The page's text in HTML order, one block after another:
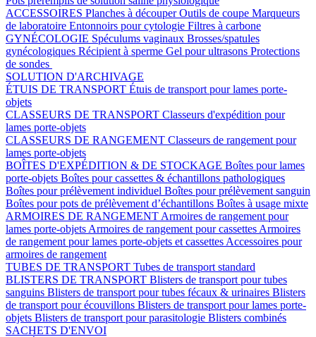
ACCESSOIRES Planches à découperOutils de coupe Marqueurs
de laboratoire Entonnoirs pour cytologie Filtres à carbone
GYNÉCOLOGIE Spéculums vaginaux Brosses/spatules
gynécologiques Récipient à sperme Gel pour ultrasons Protections
de sondes
SOLUTION D'ARCHIVAGE
ÉTUIS DE TRANSPORT Étuis de transport pour lames porte-
objets
CLASSEURS DE TRANSPORT Classeurs d'expédition pour
lames porte-objets
CLASSEURS DE RANGEMENT Classeurs de rangement pour
lames porte-objets
BOÎTES D'EXPÉDITION & DE STOCKAGE Boîtes pour lames
porte-objets Boîtes pour cassettes & échantillons pathologiques
Boîtes pour prélèvement individuel Boîtes pour prélèvement sanguin
Boîtes pour pots de prélèvement d’échantillons Boîtes à usage mixte
ARMOIRES DE RANGEMENT Armoires de rangement pour
lames porte-objets Armoires de rangement pour cassettes Armoires
de rangement pour lames porte-objets et cassettes Accessoires pour
armoires de rangement
TUBES DE TRANSPORT Tubes de transport standard
BLISTERS DE TRANSPORT Blisters de transport pour tubes
sanguins Blisters de transport pour tubes fécaux & urinaires Blisters
de transport pour écouvillons Blisters de transport pour lames porte-
objets Blisters de transport pour parasitologie Blisters combinés
SACHETS D'ENVOI